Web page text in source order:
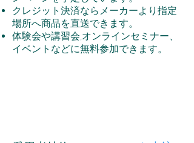
クレジット決済ならメーカーより指定
場所へ商品を直送できます。
体験会や講習会,オンラインセミナー、
イベントなどに無料参加できます。